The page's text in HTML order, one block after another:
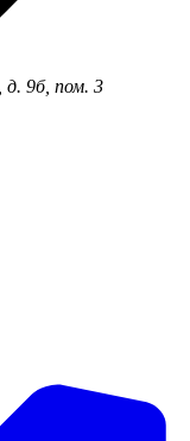
д. 9б, пом. 3